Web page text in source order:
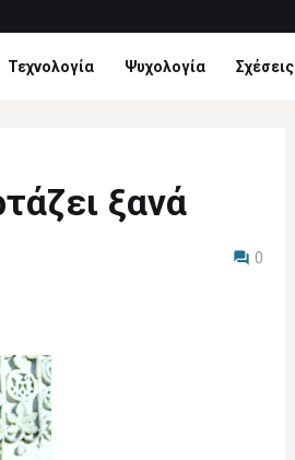
Τεχνολογία Ψυχολογία Σχέσεις
ξανά
0